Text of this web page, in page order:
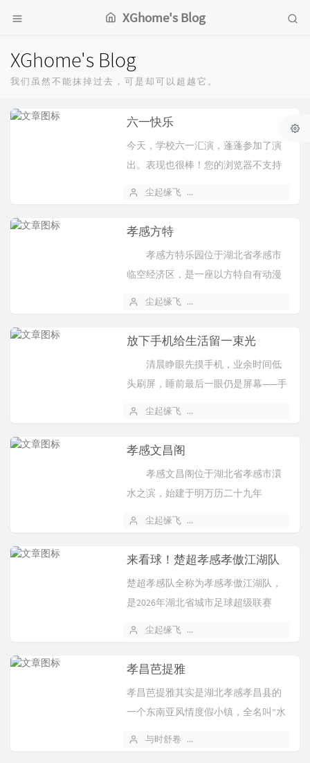
XGhome's Blog
XGhome's Blog
我们虽然不能抹掉过去，可是却可以超越它。
六一快乐
今天，学校六一汇演，蓬蓬参加了演
出。表现也很棒！您的浏览器不支持
尘起缘飞
孝感方特
孝感方特乐园位于湖北省孝感市
临空经济区，是一座以方特自有动漫
化高科技主题乐园。业务包...
尘起缘飞
放下手机给生活留一束光
清晨睁眼先摸手机，业余时间低
头刷屏，睡前最后一眼仍是屏幕——手
力，是最先被消耗的宝藏...
尘起缘飞
孝感文昌阁
孝感文昌阁位于湖北省孝感市澴
水之滨，始建于明万历二十九年
层楼阁式建筑，高约35米...
尘起缘飞
来看球！楚超孝感孝傲江湖队‌
楚超孝感队‌全称为‌孝感孝傲江湖队‌，
是2026年湖北省城市足球超级联赛
尘起缘飞
孝昌芭提雅‌
‌孝昌芭提雅‌其实是湖北孝感孝昌县的
一个‌东南亚风情度假小镇‌，全名叫“水
与时舒卷